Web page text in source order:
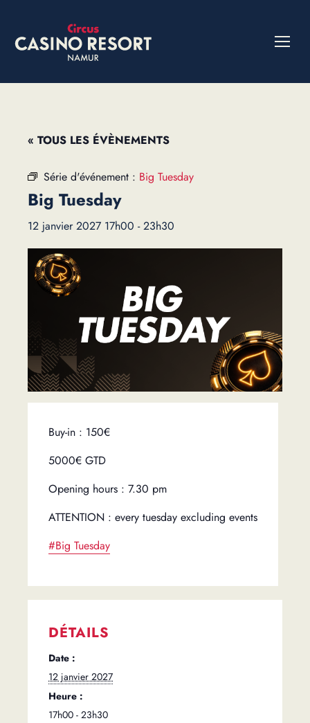
« TOUS LES ÉVÈNEMENTS
Série d'événement : Big Tuesday
Big Tuesday
12 janvier 2027 17h00 -23h30
Buy-in : 150€
5000€ GTD
Opening hours : 7.30 pm
ATTENTION : every tuesday excluding events
#Big Tuesday
DÉTAILS
Date :
12 janvier 2027
Heure :
17h00 - 23h30